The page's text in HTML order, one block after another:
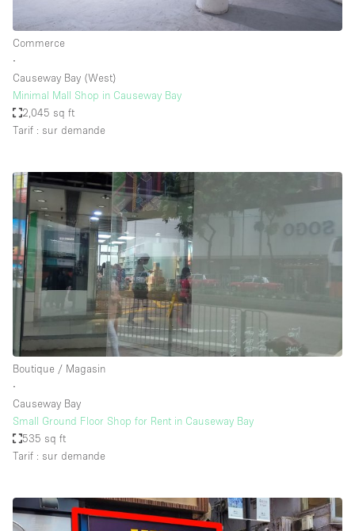
Commerce
∙
Causeway Bay (West)
Minimal Mall Shop in Causeway Bay
2,045 sq ft
Tarif : sur demande
Boutique / Magasin
∙
Causeway Bay
Small Ground Floor Shop for Rent in Causeway Bay
535 sq ft
Tarif : sur demande